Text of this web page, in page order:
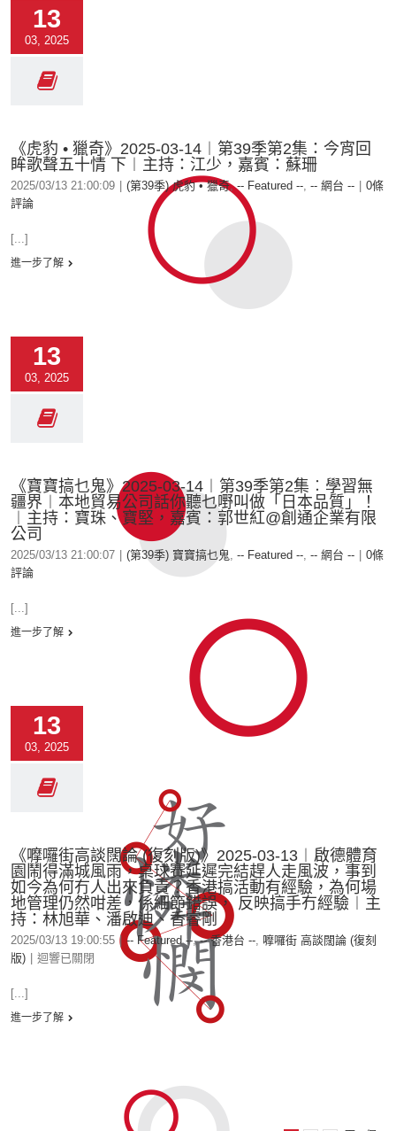
13
03, 2025
《虎豹 • 獵奇》2025-03-14︱第39季第2集：今宵回
眸歌聲五十情 下︱主持：江少，嘉賓：蘇珊
2025/03/13 21:00:09 (第39季) 虎豹 • 獵奇,-- Featured --, -- 網台 --
0條
評論
[...]
進一步了解
13
03, 2025
《寶寶搞乜鬼》2025-03-14︱第39季第2集︰學習無
疆界︱本地貿易公司話你聽乜嘢叫做「日本品質」！
︱主持：寶珠、寶堅，嘉賓：郭世紅@創通企業有限
公司
2025/03/13 21:00:07 (第39季) 寶寶搞乜鬼, -- Featured --, -- 網台 --
0條
評論
[...]
進一步了解
13
03, 2025
《嚤囉街高談闊論 (復刻版)》2025-03-13︱啟德體育
園鬧得滿城風雨，桌球賽延遲完結趕人走風波，事到
如今為何冇人出來負責？香港搞活動有經驗，為何場
地管理仍然咁差，係細節錯誤， 反映搞手冇經驗︱主
持：林旭華、潘啟迪、香睿剛
2025/03/13 19:00:55 | -- Featured --,-- 香港台 --, 嚤囉街 高談闊論 (復刻
版)
迴響已關閉
[...]
進一步了解